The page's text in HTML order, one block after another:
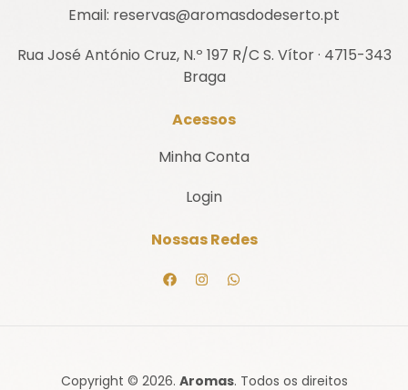
Email: reservas@aromasdodeserto.pt
Rua José António Cruz, N.º 197 R/C S. Vítor · 4715-343
Braga
Acessos
Minha Conta
Login
Nossas Redes
Copyright © 2026. Aromas. Todos os direitos